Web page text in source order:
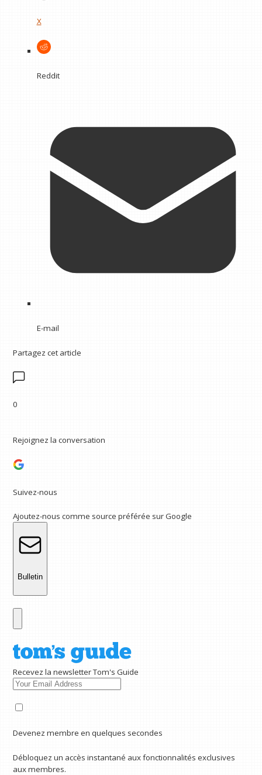
X
Reddit
E-mail
Partagez cet article
0
Rejoignez la conversation
Suivez-nous
Ajoutez-nous comme source préférée sur Google
Bulletin
Recevez la newsletter Tom's Guide
Devenez membre en quelques secondes
Débloquez un accès instantané aux fonctionnalités exclusives
aux membres.